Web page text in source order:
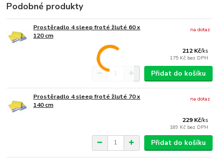
Podobné produkty
Prostěradlo 4 sleep froté žluté 60 x
120 cm
212 Kč/ks
175 Kč bez DPH
na dotaz
Přidat do košíku
Prostěradlo 4 sleep froté žluté 70 x
140 cm
229 Kč/ks
189 Kč bez DPH
na dotaz
Přidat do košíku